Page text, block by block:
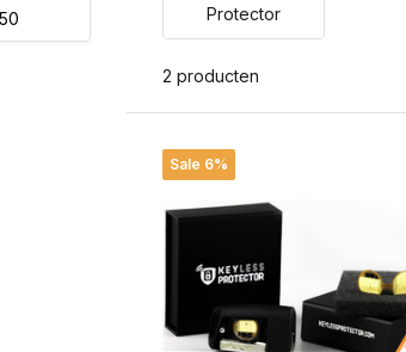
Protector
2 producten
Sale 6%